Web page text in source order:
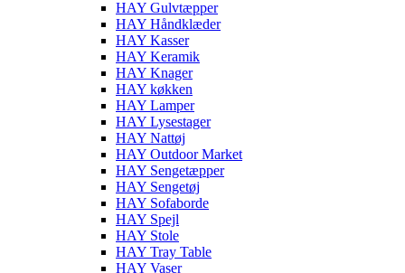
HAY Gulvtæpper
HAY Håndklæder
HAY Kasser
HAY Keramik
HAY Knager
HAY køkken
HAY Lamper
HAY Lysestager
HAY Nattøj
HAY Outdoor Market
HAY Sengetæpper
HAY Sengetøj
HAY Sofaborde
HAY Spejl
HAY Stole
HAY Tray Table
HAY Vaser